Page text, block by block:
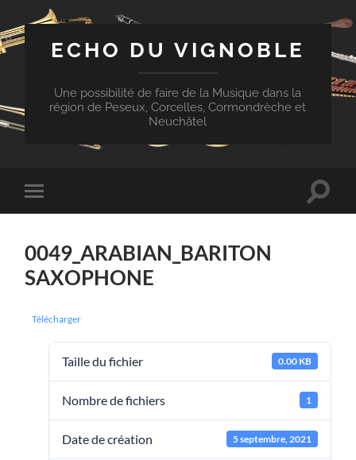
ECHO DU VIGNOBLE
Une possibilité de faire de la Musique dans la
région de Peseux, Corcelles, Cormondrèche et
Neuchâtel
Toggle
mobile
Toggle
0049_ARABIAN_BARITON
SAXOPHONE
Télécharger
Taille du fichier 0.00 KB
Nombre de fichiers 1
Date de création 5 septembre, 2021